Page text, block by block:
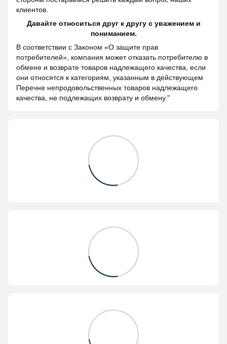
клиентов.
Давайте относиться друг к другу с уважением и
пониманием.
В соответствии с Законом «О защите прав
потребителей», компания может отказать потребителю в
обмене и возврате товаров надлежащего качества, если
они относятся к категориям, указанным в действующем
Перечне непродовольственных товаров надлежащего
качества, не подлежащих возврату и обмену."